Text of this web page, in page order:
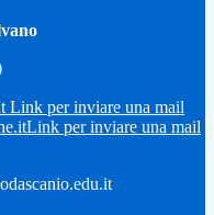
Link per inviare una mail
Link per inviare una mail